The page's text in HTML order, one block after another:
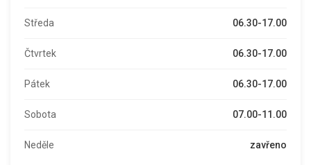
Středa 06.30-17.00
Čtvrtek 06.30-17.00
Pátek 06.30-17.00
Sobota 07.00-11.00
Neděle zavřeno